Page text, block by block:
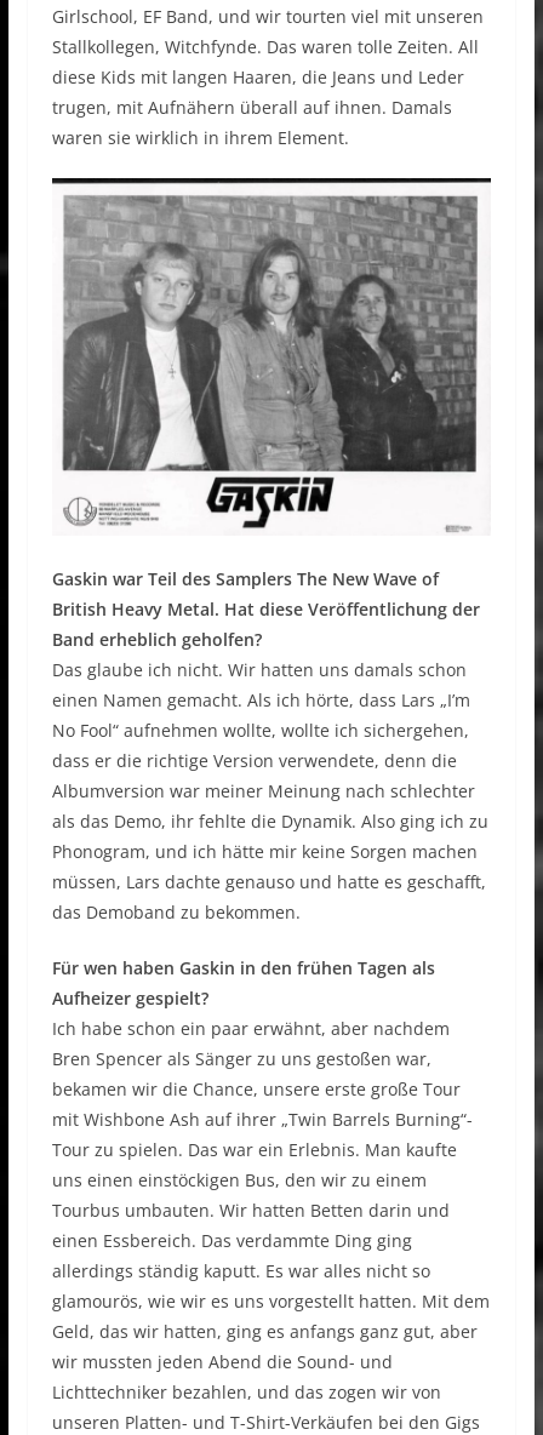
Girlschool, EF Band, und wir tourten viel mit unseren
Stallkollegen, Witchfynde. Das waren tolle Zeiten. All
diese Kids mit langen Haaren, die Jeans und Leder
trugen, mit Aufnähern überall auf ihnen. Damals
waren sie wirklich in ihrem Element.
Gaskin war Teil des Samplers The New Wave of
British Heavy Metal. Hat diese Veröffentlichung der
Band erheblich geholfen?
Das glaube ich nicht. Wir hatten uns damals schon
einen Namen gemacht. Als ich hörte, dass Lars „I’m
No Fool“ aufnehmen wollte, wollte ich sichergehen,
dass er die richtige Version verwendete, denn die
Albumversion war meiner Meinung nach schlechter
als das Demo, ihr fehlte die Dynamik. Also ging ich zu
Phonogram, und ich hätte mir keine Sorgen machen
müssen, Lars dachte genauso und hatte es geschafft,
das Demoband zu bekommen.
Für wen haben Gaskin in den frühen Tagen als
Aufheizer gespielt?
Ich habe schon ein paar erwähnt, aber nachdem
Bren Spencer als Sänger zu uns gestoßen war,
bekamen wir die Chance, unsere erste große Tour
mit Wishbone Ash auf ihrer „Twin Barrels Burning“-
Tour zu spielen. Das war ein Erlebnis. Man kaufte
uns einen einstöckigen Bus, den wir zu einem
Tourbus umbauten. Wir hatten Betten darin und
einen Essbereich. Das verdammte Ding ging
allerdings ständig kaputt. Es war alles nicht so
glamourös, wie wir es uns vorgestellt hatten. Mit dem
Geld, das wir hatten, ging es anfangs ganz gut, aber
wir mussten jeden Abend die Sound- und
Lichttechniker bezahlen, und das zogen wir von
unseren Platten- und T-Shirt-Verkäufen bei den Gigs